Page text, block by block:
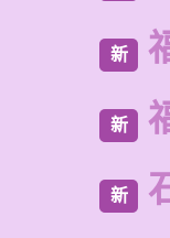
新
新
新